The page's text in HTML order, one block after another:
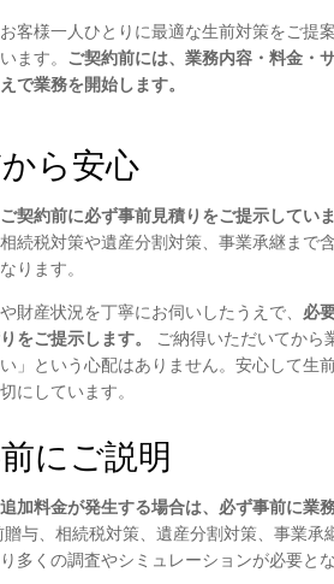
客様一人ひとりに最適な生前対策をご提
ます。 ご契約前には、業務内容・料金・
で業務を開始します。
ら安心
契約前に必ず事前見積りをご提示していま
続税対策や遺産分割対策、事業承継まで
ります。
財産状況を丁寧にお伺いしたうえで、 必
をご提示します。
ご納得いただいてから
」という心配はありません。安心して生
にしています。
にご説明
加料金が発生する場合は、必ず事前に業
与、相続税対策、遺産分割対策、事業承
多くの調査やシミュレーションが必要と